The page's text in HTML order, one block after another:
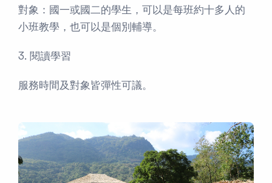
對象：國一或國二的學生，可以是每班約十多人的
小班教學，也可以是個別輔導。
3. 閱讀學習
服務時間及對象皆彈性可議。